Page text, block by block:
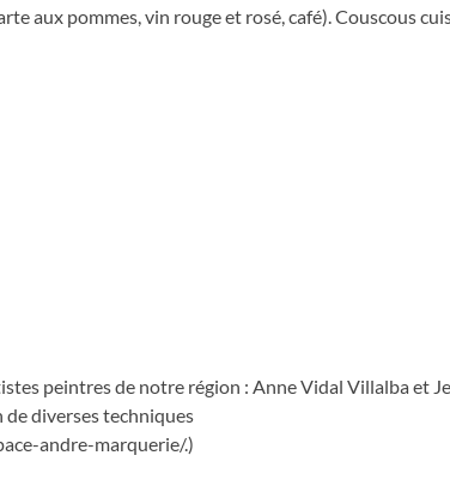
aux pommes, vin rouge et rosé, café). Couscous
peintres de notre région : Anne Vidal Villalba et
diverses techniques
andre-marquerie/.)